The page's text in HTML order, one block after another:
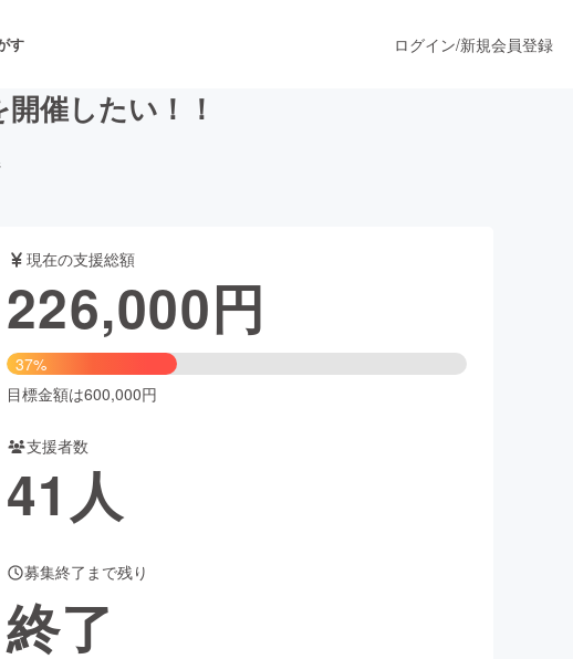
す
マンス
ファッション
ヘルスケア
ログイン/新規会員登録
催したい！！
現在の支援総額
226,000円
37%
目標金額は600,000円
支援者数
41 人
募集終了まで残り
終了